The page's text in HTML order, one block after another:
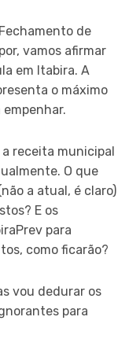
de
vamos afirmar
em Itabira. A
o máximo
receita municipal
O que
a atual, é claro)
E os
para
como ficarão?
vou dedurar os
para